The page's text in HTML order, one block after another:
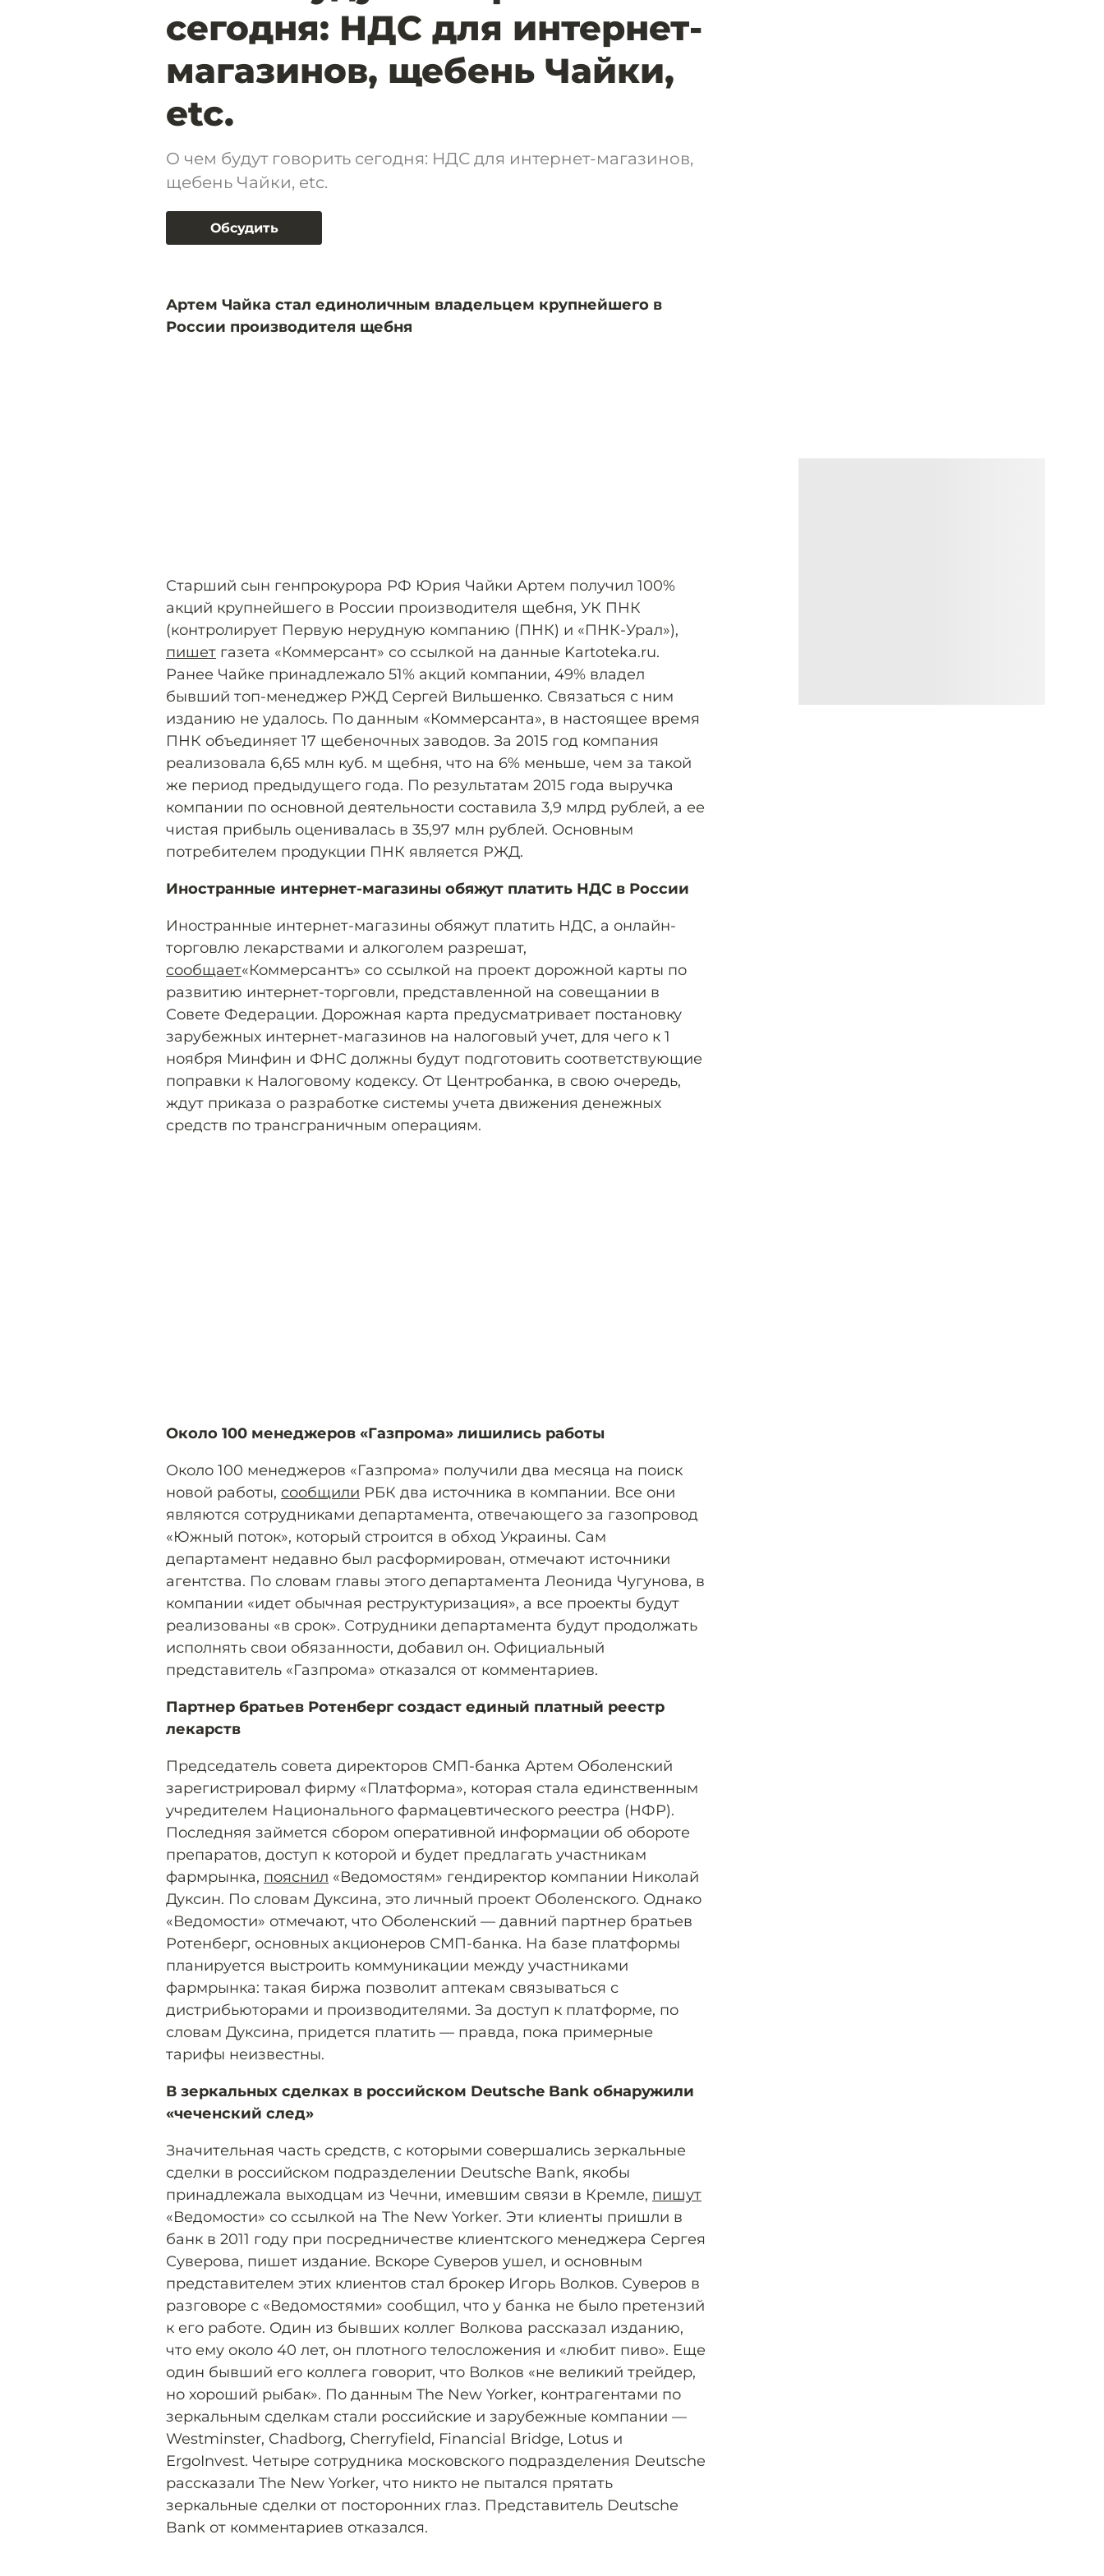
сегодня: НДС для интернет-
магазинов, щебень Чайки,
etc.
О чем будут говорить сегодня: НДС для интернет-магазинов,
щебень Чайки, etc.
Обсудить
Артем Чайка стал единоличным владельцем крупнейшего в
России производителя щебня
Старший сын генпрокурора РФ Юрия Чайки Артем получил 100%
акций крупнейшего в России производителя щебня, УК ПНК
(контролирует Первую нерудную компанию (ПНК) и «ПНК-Урал»),
пишет газета «Коммерсант» со ссылкой на данные Kartoteka.ru.
Ранее Чайке принадлежало 51% акций компании, 49% владел
бывший топ-менеджер РЖД Сергей Вильшенко. Связаться с ним
изданию не удалось. По данным «Коммерсанта», в настоящее время
ПНК объединяет 17 щебеночных заводов. За 2015 год компания
реализовала 6,65 млн куб. м щебня, что на 6% меньше, чем за такой
же период предыдущего года. По результатам 2015 года выручка
компании по основной деятельности составила 3,9 млрд рублей, а ее
чистая прибыль оценивалась в 35,97 млн рублей. Основным
потребителем продукции ПНК является РЖД.
Иностранные интернет-магазины обяжут платить НДС в России
Иностранные интернет-магазины обяжут платить НДС, а онлайн-
торговлю лекарствами и алкоголем разрешат,
сообщает«Коммерсантъ» со ссылкой на проект дорожной карты по
развитию интернет-торговли, представленной на совещании в
Совете Федерации. Дорожная карта предусматривает постановку
зарубежных интернет-магазинов на налоговый учет, для чего к 1
ноября Минфин и ФНС должны будут подготовить соответствующие
поправки к Налоговому кодексу. От Центробанка, в свою очередь,
ждут приказа о разработке системы учета движения денежных
средств по трансграничным операциям.
Около 100 менеджеров «Газпрома» лишились работы
Около 100 менеджеров «Газпрома» получили два месяца на поиск
новой работы, сообщили РБК два источника в компании. Все они
являются сотрудниками департамента, отвечающего за газопровод
«Южный поток», который строится в обход Украины. Сам
департамент недавно был расформирован, отмечают источники
агентства. По словам главы этого департамента Леонида Чугунова, в
компании «идет обычная реструктуризация», а все проекты будут
реализованы «в срок». Сотрудники департамента будут продолжать
исполнять свои обязанности, добавил он. Официальный
представитель «Газпрома» отказался от комментариев.
Партнер братьев Ротенберг создаст единый платный реестр
лекарств
Председатель совета директоров СМП-банка Артем Оболенский
зарегистрировал фирму «Платформа», которая стала единственным
учредителем Национального фармацевтического реестра (НФР).
Последняя займется сбором оперативной информации об обороте
препаратов, доступ к которой и будет предлагать участникам
фармрынка, пояснил «Ведомостям» гендиректор компании Николай
Дуксин. По словам Дуксина, это личный проект Оболенского. Однако
«Ведомости» отмечают, что Оболенский — давний партнер братьев
Ротенберг, основных акционеров СМП-банка. На базе платформы
планируется выстроить коммуникации между участниками
фармрынка: такая биржа позволит аптекам связываться с
дистрибьюторами и производителями. За доступ к платформе, по
словам Дуксина, придется платить — правда, пока примерные
тарифы неизвестны.
В зеркальных сделках в российском Deutsche Bank обнаружили
«чеченский след»
Значительная часть средств, с которыми совершались зеркальные
сделки в российском подразделении Deutsche Bank, якобы
принадлежала выходцам из Чечни, имевшим связи в Кремле, пишут
«Ведомости» со ссылкой на The New Yorker. Эти клиенты пришли в
банк в 2011 году при посредничестве клиентского менеджера Сергея
Суверова, пишет издание. Вскоре Суверов ушел, и основным
представителем этих клиентов стал брокер Игорь Волков. Суверов в
разговоре с «Ведомостями» сообщил, что у банка не было претензий
к его работе. Один из бывших коллег Волкова рассказал изданию,
что ему около 40 лет, он плотного телосложения и «любит пиво». Еще
один бывший его коллега говорит, что Волков «не великий трейдер,
но хороший рыбак». По данным The New Yorker, контрагентами по
зеркальным сделкам стали российские и зарубежные компании —
Westminster, Chadborg, Cherryfield, Financial Bridge, Lotus и
ErgoInvest. Четыре сотрудника московского подразделения Deutsche
рассказали The New Yorker, что никто не пытался прятать
зеркальные сделки от посторонних глаз. Представитель Deutsche
Bank от комментариев отказался.